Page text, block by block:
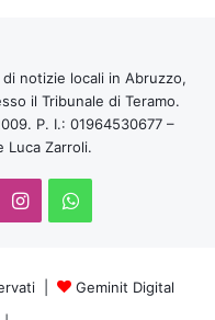
notizie locali in Abruzzo,
il Tribunale di Teramo.
P. I.: 01964530677 –
Luca Zarroli.
InstagramWhatsApp
|
Geminit Digital